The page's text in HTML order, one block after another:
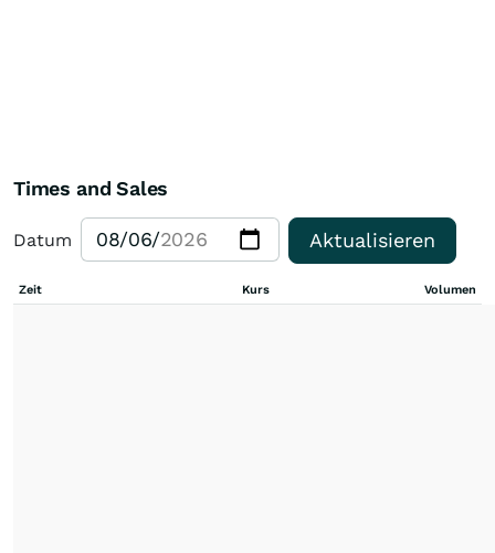
Times and Sales
Datum Aktualisieren
Zeit Kurs Volumen